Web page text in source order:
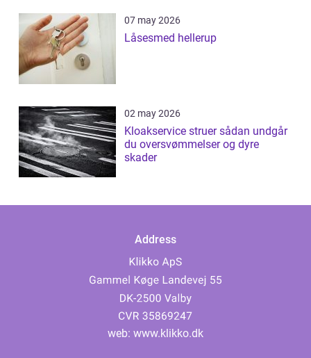
07 may 2026
Låsesmed hellerup
02 may 2026
Kloakservice struer sådan undgår
du oversvømmelser og dyre
skader
Address
web: www.klikko.dk